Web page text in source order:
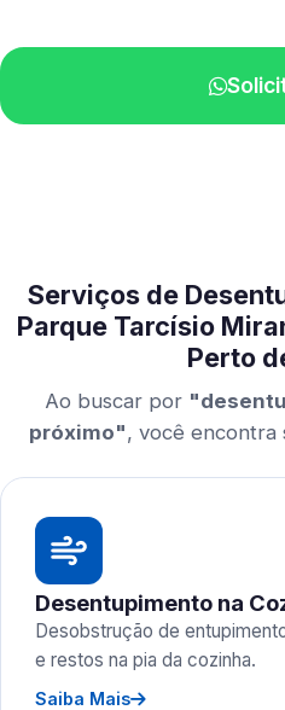
Serviços de
Parque Tarcísio
Perto
Ao buscar por
próximo", você encontra
Desentupimento na
Desobstrução de
e restos na pia da cozinha.
Saiba Mais